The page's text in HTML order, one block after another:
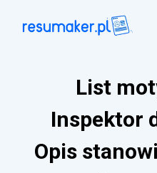
List
Inspektor
Opis